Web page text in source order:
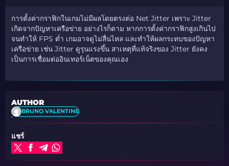
การตั้งค่ากราฟิกในเกมไม่มีผลโดยตรงต่อ Net Jitter เพราะ Jitter
เกิดจากปัญหาเครือข่าย อย่างไรก็ตาม หากการตั้งค่ากราฟิกสูงเกินไป
จนทำให้ FPS ต่ำ เกมอาจดูไม่ลื่นไหล และทำให้ผลกระทบของปัญหา
เครือข่าย เช่น Jitter ดูรุนแรงขึ้น สาเหตุที่แท้จริงของ Jitter ยังคง
เป็นการเชื่อมต่ออินเทอร์เน็ตของคุณเอง
AUTHOR
BRUNO VALENTINE
แชร์